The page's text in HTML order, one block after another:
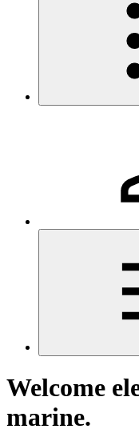
Welcome
marine.